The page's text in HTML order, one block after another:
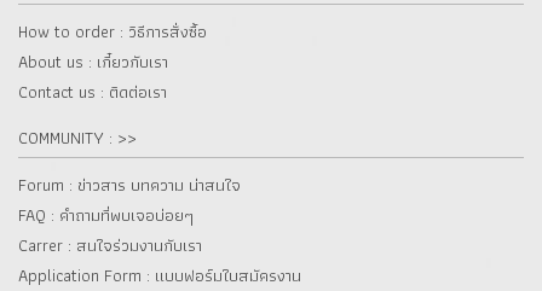
How to order : วิธีการสั่งซื้อ
About us : เกี๋ยวกับเรา
Contact us : ติดต่อเรา
COMMUNITY : >>
Forum : ข่าวสาร บทความ น่าสนใจ
FAQ : คำถามที่พบเจอบ่อยๆ
Carrer : สนใจร่วมงานกับเรา
Application Form : แบบฟอร์มใบสมัครงาน